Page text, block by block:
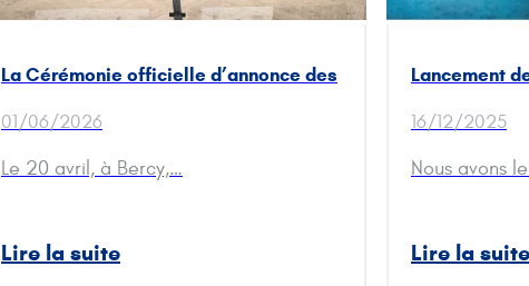
La Cérémonie officielle d’annonce des
G20 YEA 2026, Vienne – Autriche
01/06/2026
Le 20 avril, à Bercy,…
Lire la suite
Lancement
16/12/2025
Nous avons
Lire la suite